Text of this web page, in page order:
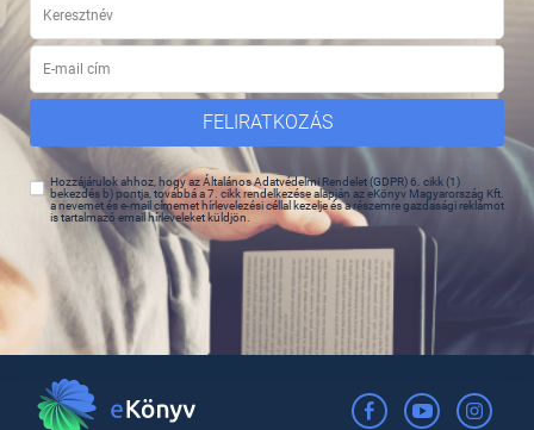
FELIRATKOZÁS
Hozzájárulok ahhoz, hogy az Általános Adatvédelmi Rendelet (GDPR) 6. cikk (1)
bekezdés b) pontja, továbbá a 7. cikk rendelkezése alapján az eKönyv Magyarország Kft.
a nevemet és e-mail címemet hírlevelezési céllal kezelje és a részemre gazdasági reklámot
is tartalmazó email hírleveleket küldjön.